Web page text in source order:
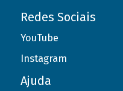
Redes Sociais
YouTube
Instagram
Ajuda